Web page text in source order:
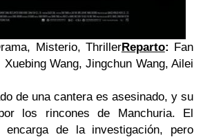
Misterio, ThrillerReparto: Fan
Wang, Jingchun Wang, Ailei
de una cantera es asesinado, y su
los rincones de Manchuria. El
encarga de la investigación, pero